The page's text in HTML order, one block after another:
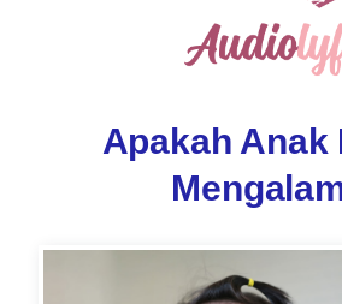
Apakah Anak